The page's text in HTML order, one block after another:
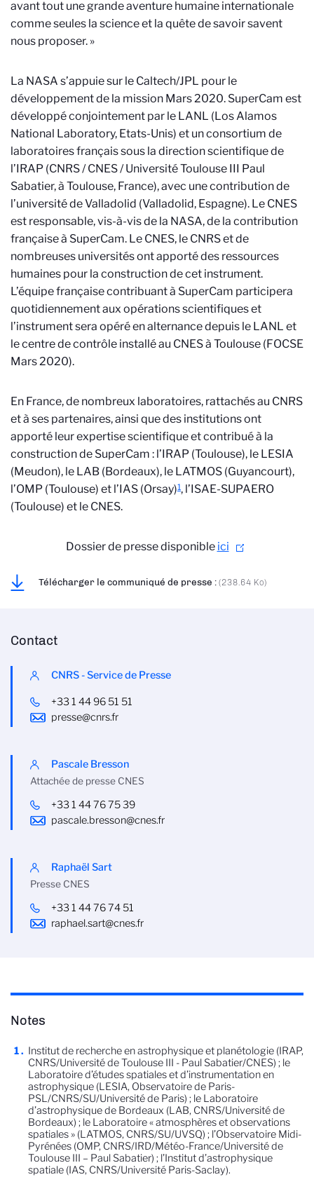
avant tout une grande aventure humaine internationale
comme seules la science et la quête de savoir savent
nous proposer. »
La NASA s’appuie sur le Caltech/JPL pour le
développement de la mission Mars 2020. SuperCam est
développé conjointement par le LANL (Los Alamos
National Laboratory, Etats-Unis) et un consortium de
laboratoires français sous la direction scientifique de
l’IRAP (CNRS / CNES / Université Toulouse III Paul
Sabatier, à Toulouse, France), avec une contribution de
l’université de Valladolid (Valladolid, Espagne). Le CNES
est responsable, vis-à-vis de la NASA, de la contribution
française à SuperCam. Le CNES, le CNRS et de
nombreuses universités ont apporté des ressources
humaines pour la construction de cet instrument.
L’équipe française contribuant à SuperCam participera
quotidiennement aux opérations scientifiques et
l’instrument sera opéré en alternance depuis le LANL et
le centre de contrôle installé au CNES à Toulouse (FOCSE
Mars 2020).
En France, de nombreux laboratoires, rattachés au CNRS
et à ses partenaires, ainsi que des institutions ont
apporté leur expertise scientifique et contribué à la
construction de SuperCam : l’IRAP (Toulouse), le LESIA
(Meudon), le LAB (Bordeaux), le LATMOS (Guyancourt),
l’OMP (Toulouse) et l’IAS (Orsay)1, l’ISAE-SUPAERO
(Toulouse) et le CNES.
Dossier de presse disponible ici
Télécharger le communiqué de presse : (238.64 Ko)
Contact
CNRS - Service de Presse
+33 1 44 96 51 51
presse@cnrs.fr
Pascale Bresson
Attachée de presse CNES
+33 1 44 76 75 39
pascale.bresson@cnes.fr
Raphaël Sart
Presse CNES
+33 1 44 76 74 51
raphael.sart@cnes.fr
Notes
Institut de recherche en astrophysique et planétologie (IRAP,
CNRS/Université de Toulouse III - Paul Sabatier/CNES) ; le
Laboratoire d’études spatiales et d’instrumentation en
astrophysique (LESIA, Observatoire de Paris-
PSL/CNRS/SU/Université de Paris) ; le Laboratoire
d’astrophysique de Bordeaux (LAB, CNRS/Université de
Bordeaux) ; le Laboratoire « atmosphères et observations
spatiales » (LATMOS, CNRS/SU/UVSQ) ; l’Observatoire Midi-
Pyrénées (OMP, CNRS/IRD/Météo-France/Université de
Toulouse III – Paul Sabatier) ; l’Institut d’astrophysique
spatiale (IAS, CNRS/Université Paris-Saclay).